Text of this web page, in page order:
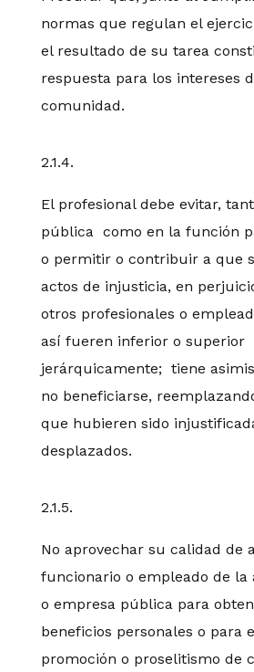
normas que regulan el
el resultado de su tarea
respuesta para los intereses
comunidad.
2.1.4.
El profesional debe evitar,
pública como en la función
o permitir o contribuir a que
actos de injusticia, en
otros profesionales o
así fueren inferior o superior
jerárquicamente; tiene
no beneficiarse,
que hubieren sido
desplazados.
2.1.5.
No aprovechar su calidad de
funcionario o empleado de la
o empresa pública para
beneficios personales o para
promoción o proselitismo de